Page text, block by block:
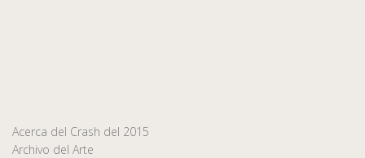
Acerca del Crash del 2015
Archivo del Arte